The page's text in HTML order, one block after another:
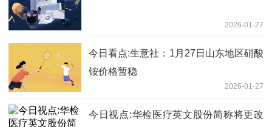
2026-01-27
今日看点:生意社：1月27日山东地区硝酸
铵价格暂稳
2026-01-27
今日视点:华检医疗英文股份简称将更改